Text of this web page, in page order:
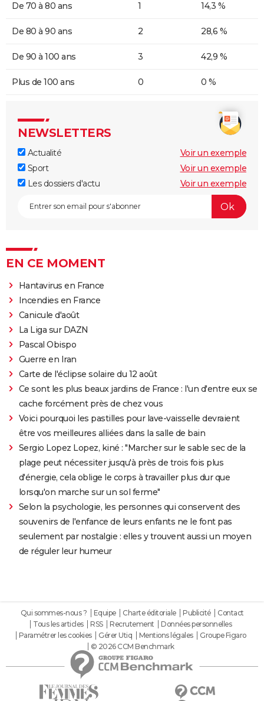
De 70 à 80 ans 1 14,3 %
De 80 à 90 ans 2 28,6 %
De 90 à 100 ans 3 42,9 %
Plus de 100 ans 0 0 %
NEWSLETTERS
Actualité
Voir un exemple
Sport
Voir un exemple
Les dossiers d'actu
Voir un exemple
EN CE MOMENT
Hantavirus en France
Incendies en France
Canicule d'août
La Liga sur DAZN
Pascal Obispo
Guerre en Iran
Carte de l'éclipse solaire du 12 août
Ce sont les plus beaux jardins de France : l'un d'entre eux se
cache forcément près de chez vous
Voici pourquoi les pastilles pour lave-vaisselle devraient
être vos meilleures alliées dans la salle de bain
Sergio Lopez Lopez, kiné : "Marcher sur le sable sec de la
plage peut nécessiter jusqu'à près de trois fois plus
d'énergie, cela oblige le corps à travailler plus dur que
lorsqu'on marche sur un sol ferme"
Selon la psychologie, les personnes qui conservent des
souvenirs de l'enfance de leurs enfants ne le font pas
seulement par nostalgie : elles y trouvent aussi un moyen
de réguler leur humeur
Qui sommes-nous ? Equipe Charte éditoriale Publicité
Contact
Tous les articles
RSS Recrutement
Données personnelles
Paramétrer les cookies
Gérer Utiq Mentions légales
Groupe Figaro
© 2026 CCM Benchmark